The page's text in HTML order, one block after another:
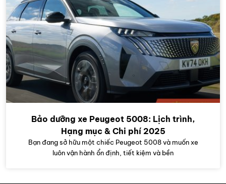
Bảo dưỡng xe Peugeot 5008: Lịch trình,
Hạng mục & Chi phí 2025
Bạn đang sở hữu một chiếc Peugeot 5008 và muốn xe
luôn vận hành ổn định, tiết kiệm và bền